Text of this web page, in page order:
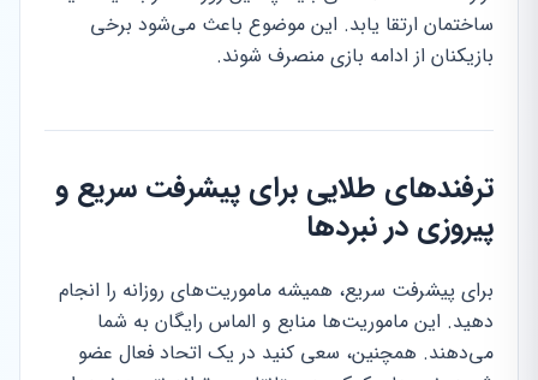
ساختمان ارتقا یابد. این موضوع باعث می‌شود برخی
بازیکنان از ادامه بازی منصرف شوند.
ترفندهای طلایی برای پیشرفت سریع و
پیروزی در نبردها
برای پیشرفت سریع، همیشه ماموریت‌های روزانه را انجام
دهید. این ماموریت‌ها منابع و الماس رایگان به شما
می‌دهند. همچنین، سعی کنید در یک اتحاد فعال عضو